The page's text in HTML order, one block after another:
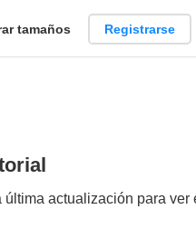
tamaños Registrarse
última actualización para ver